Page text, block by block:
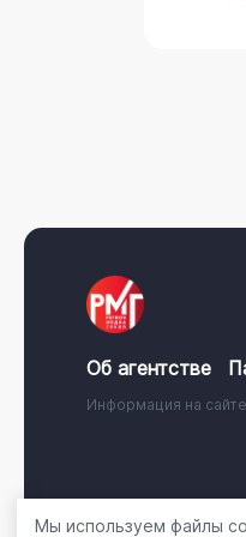
Об агентстве
Информация на
© 2001 - 2026, ООО
Мы используем файлы